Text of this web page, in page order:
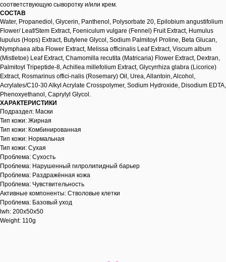
соответствующую сыворотку и/или крем.
СОСТАВ
Water, Propanediol, Glycerin, Panthenol, Polysorbate 20, Epilobium angustifolium
Flower/ Leaf/Stem Extract, Foeniculum vulgare (Fennel) Fruit Extract, Humulus
lupulus (Hops) Extract, Butylene Glycol, Sodium Palmitoyl Proline, Beta Glucan,
Nymphaea alba Flower Extract, Melissa officinalis Leaf Extract, Viscum album
(Mistletoe) Leaf Extract, Chamomilla recutita (Matricaria) Flower Extract, Dextran,
Palmitoyl Tripeptide-8, Achillea millefolium Extract, Glycyrrhiza glabra (Licorice)
Extract, Rosmarinus offici-nalis (Rosemary) Oil, Urea, Allantoin, Alcohol,
Acrylates/C10-30 Alkyl Acrylate Crosspolymer, Sodium Hydroxide, Disodium EDTA,
Phenoxyethanol, Caprylyl Glycol.
ХАРАКТЕРИСТИКИ
Подраздел: Маски
Тип кожи: Жирная
Тип кожи: Комбинированная
Тип кожи: Нормальная
Тип кожи: Сухая
Проблема: Сухость
Проблема: Нарушенный гилролипидный барьер
Проблема: Раздражённая кожа
Проблема: Чувствительность
Активные компоненты: Стволовые клетки
Проблема: Базовый уход
lwh: 200x50x50
Weight: 110g